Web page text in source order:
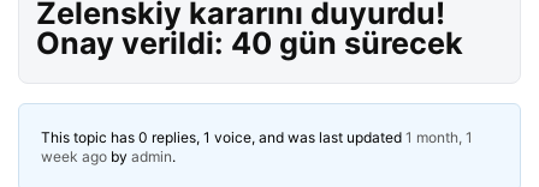
Zelenskiy kararını duyurdu!
Onay verildi: 40 gün sürecek
This topic has 0 replies, 1 voice, and was last updated 1 month, 1
week ago by admin.